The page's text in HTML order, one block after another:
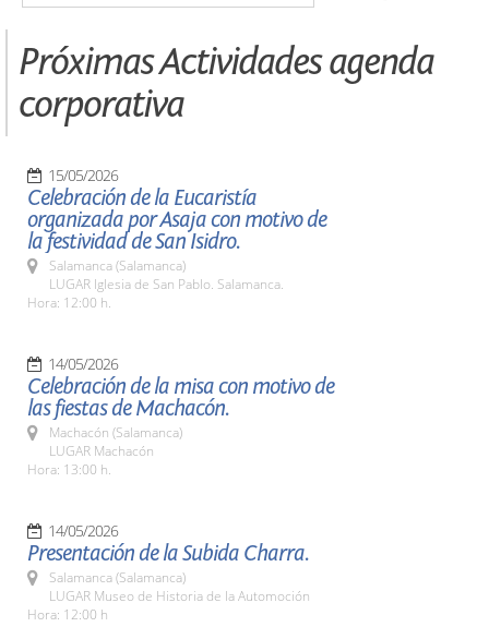
Próximas Actividades agenda
corporativa
15/05/2026
Celebración de la Eucaristía
organizada por Asaja con motivo de
la festividad de San Isidro.
Salamanca (Salamanca)
LUGAR Iglesia de San Pablo. Salamanca.
Hora: 12:00 h.
14/05/2026
Celebración de la misa con motivo de
las fiestas de Machacón.
Machacón (Salamanca)
LUGAR Machacón
Hora: 13:00 h.
14/05/2026
Presentación de la Subida Charra.
Salamanca (Salamanca)
LUGAR Museo de Historia de la Automoción
Hora: 12:00 h